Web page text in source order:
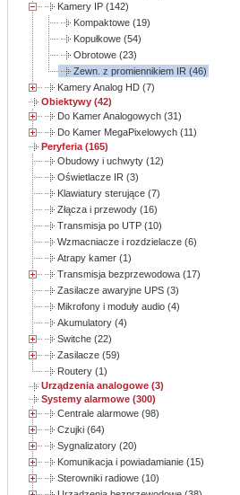
Kamery IP (142)
Kompaktowe (19)
Kopułkowe (54)
Obrotowe (23)
Zewn. z promiennikiem IR (46)
Kamery Analog HD (7)
Obiektywy (42)
Do Kamer Analogowych (31)
Do Kamer MegaPixelowych (11)
Peryferia (165)
Obudowy i uchwyty (12)
Oświetlacze IR (3)
Klawiatury sterujące (7)
Złącza i przewody (16)
Transmisja po UTP (10)
Wzmacniacze i rozdzielacze (6)
Atrapy kamer (1)
Transmisja bezprzewodowa (17)
Zasilacze awaryjne UPS (3)
Mikrofony i moduły audio (4)
Akumulatory (4)
Switche (22)
Zasilacze (59)
Routery (1)
Urządzenia analogowe (3)
Systemy alarmowe (300)
Centrale alarmowe (98)
Czujki (64)
Sygnalizatory (20)
Komunikacja i powiadamianie (15)
Sterowniki radiowe (10)